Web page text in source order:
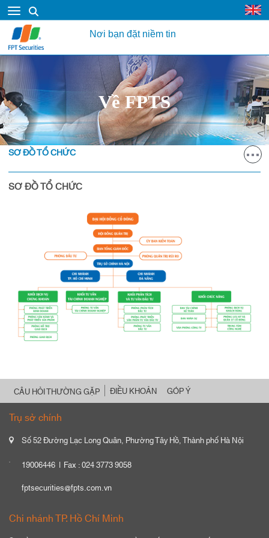
Nơi bạn đặt niềm tin
Về FPTS
SƠ ĐỒ TỔ CHỨC
SƠ ĐỒ TỔ CHỨC
CÂU HỎI THƯỜNG GẶP ĐIỀU KHOẢN GÓP Ý
Trụ sở chính
Số 52 Đường Lạc Long Quân, Phường Tây Hồ, Thành phố Hà Nội
19006446
Fax : 024 3773 9058
fptsecurities@fpts.com.vn
Chi nhánh TP. Hồ Chí Minh